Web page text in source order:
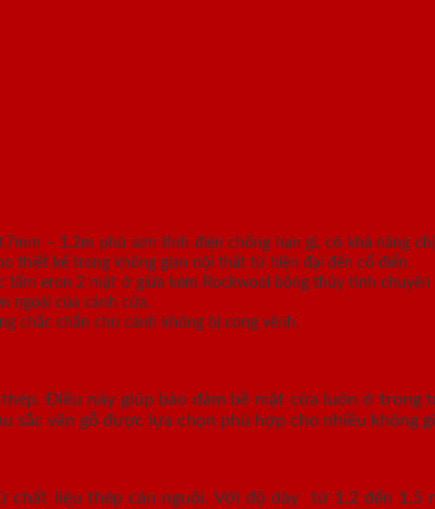
– 1.2m phủ sơn tĩnh điện chống han gỉ, có khả năng
thiết kế trong không gian nội thất từ hiện đại đến cổ điển.
eron 2 mặt ở giữa kèm Rockwool bông thủy tinh
ngoài của cánh cửa.
chắc chắn cho cánh không bị cong vênh.
Điều này giúp bảo đảm bề mặt cửa luôn ở
sắc vân gỗ được lựa chọn phù hợp cho nhiều không
liệu thép cán nguội. Với độ dày từ 1,2 đến 1,5